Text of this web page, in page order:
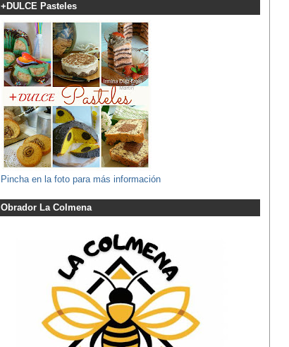
+DULCE Pasteles
Pincha en la foto para más información
Obrador La Colmena